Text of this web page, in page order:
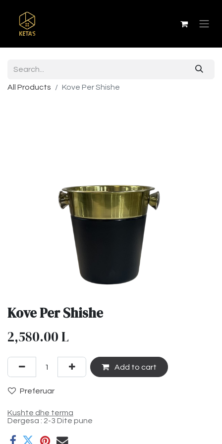
All Products Kove Per Shishe
Kove Per Shishe
2,580.00L
Add to cart
Preferuar
Kushte dhe terma
Dergesa : 2-3 Dite pune